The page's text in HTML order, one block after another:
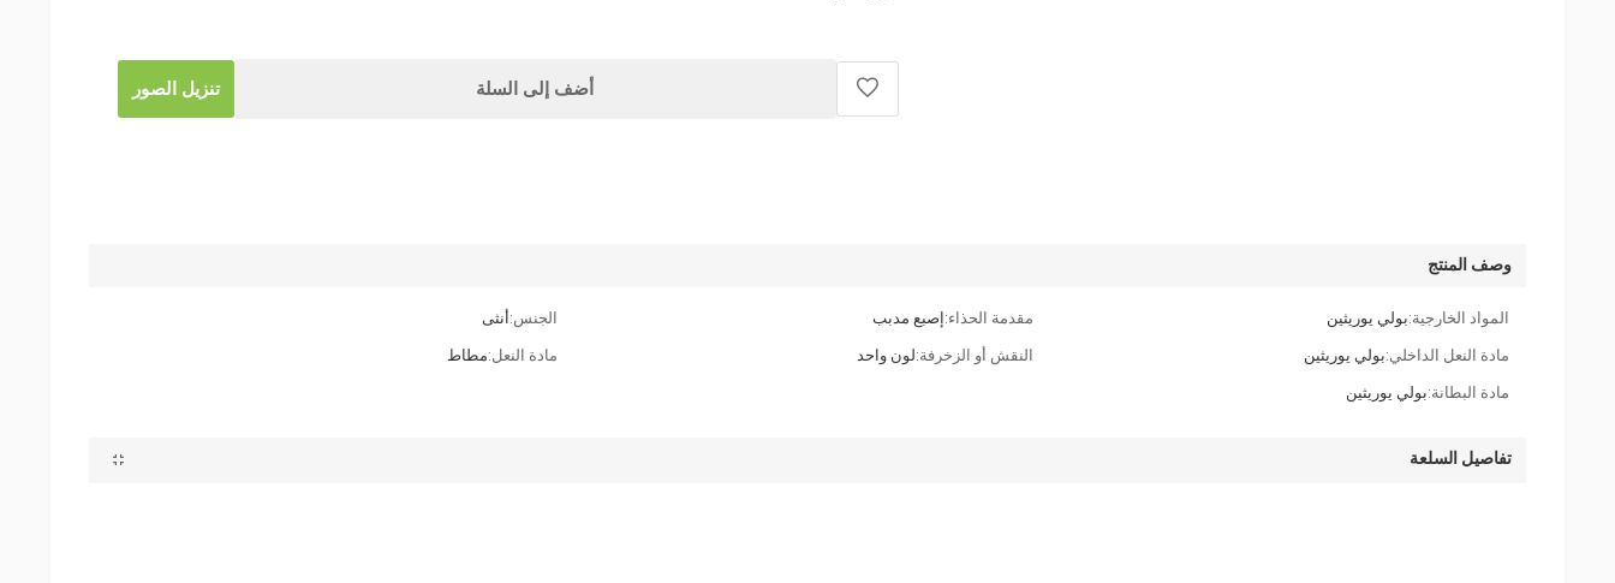
أضف إلى السلة تنزيل الصور
وصف المنتج
المواد الخارجية:بولي يوريثين مقدمة الحذاء:إصبع مدبب الجنس:أنثى
مادة النعل الداخلي:بولي يوريثين النقش أو الزخرفة:لون واحد مادة النعل:مطاط
مادة البطانة:بولي يوريثين
تفاصيل السلعة